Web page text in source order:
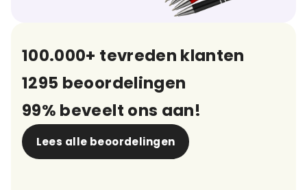
100.000+ tevreden klanten
1295 beoordelingen
99% beveelt ons aan!
Lees alle beoordelingen